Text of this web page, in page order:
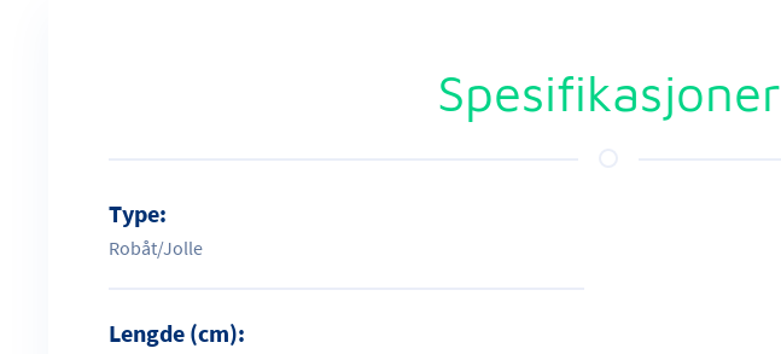
Spesifikasjoner
Type:
Robåt/Jolle
Lengde (cm):